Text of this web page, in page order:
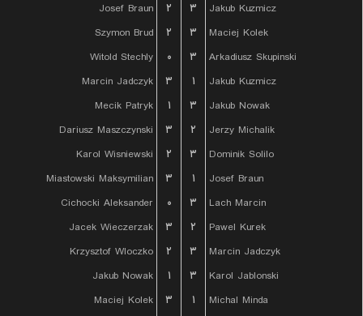
Josef Braun
۲ ۳
Jakub Kuzmicz
Szymon Brud
۲ ۳
Maciej Kolek
Witold Stechly
۰ ۳
Arkadiusz Skupinski
Marcin Jadczyk
۳ ۱
Jakub Kuzmicz
Mecik Patryk
۱ ۳
Jakub Nowak
Dariusz Maszczynski
۳ ۲
Jerzy Michalik
Karol Wisniewski
۲ ۳
Dominik Solilo
Miastowski Maksymilian
۳ ۱
Josef Braun
Cichocki Aleksander
۰ ۳
Lach Marcin
Jacek Wieczerzak
۳ ۲
Pawel Kurek
Krzysztof Wloczko
۲ ۳
Marcin Jadczyk
Jakub Nowak
۱ ۳
Karol Jablonski
Maciej Kolek
۳ ۱
Michal Minda